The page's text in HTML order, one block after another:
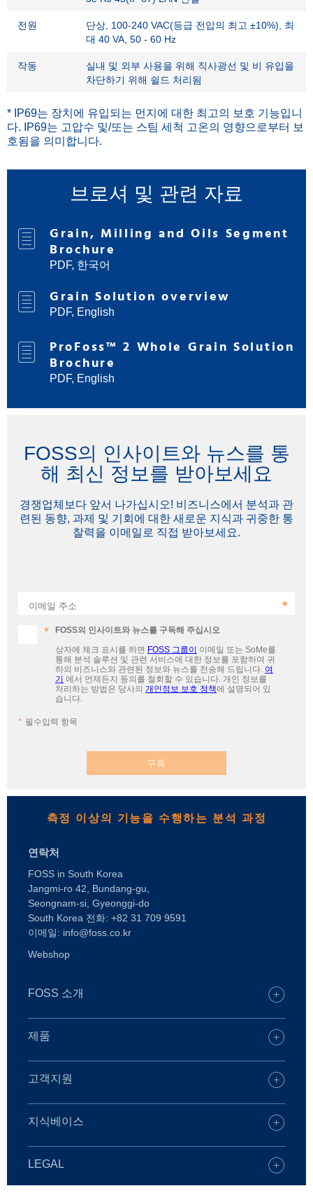
전원
단상, 100-240 VAC(등급 전압의 최고 ±10%), 최
대 40 VA, 50 - 60 Hz
작동
실내 및 외부 사용을 위해 직사광선 및 비 유입을
차단하기 위해 쉴드 처리됨
* IP69는 장치에 유입되는 먼지에 대한 최고의 보호 기능입니
다. IP69는 고압수 및/또는 스팀 세척 고온의 영향으로부터 보
호됨을 의미합니다.
브로셔 및 관련 자료
Grain, Milling and Oils Segment
Brochure
PDF, 한국어
Grain Solution overview
PDF, English
ProFoss™ 2 Whole Grain Solution
Brochure
PDF, English
FOSS의 인사이트와 뉴스를 통
해 최신 정보를 받아보세요
경쟁업체보다 앞서 나가십시오! 비즈니스에서 분석과 관
련된 동향, 과제 및 기회에 대한 새로운 지식과 귀중한 통
찰력을 이메일로 직접 받아보세요.
이메일 주소
FOSS의 인사이트와 뉴스를 구독해 주십시오
상자에 체크 표시를 하면 FOSS 그룹이
이메일 또는 SoMe를
통해 분석 솔루션 및 관련 서비스에 대한 정보를 포함하여 귀
하의 비즈니스와 관련된 정보와 뉴스를 전송해 드립니다. 여
기 에서 언제든지 동의를 철회할 수 있습니다. 개인 정보를
처리하는 방법은 당사의 개인정보 보호 정책에 설명되어 있
습니다.
필수입력 항목
구독
측정 이상의 기능을 수행하는 분석 과정
연락처
FOSS in South Korea
Jangmi-ro 42, Bundang-gu,
Seongnam-si, Gyeonggi-do
South Korea 전화: +82 31 709 9591
이메일: info@foss.co.kr
Webshop
FOSS 소개
채용
FOSS 사무실 찾기
FOSS는 누구인가
제품
제품
디지털 서비스
화학 분석
육류
원유 분석
고객지원
케어 솔루션
지역 고객지원 문의
교육 과정
지식베이스
낙농업
곡물, 밀가루 제분 및 오일
LEGAL
Copyright